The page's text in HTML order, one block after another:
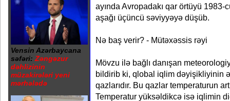
Vensin Azərbaycana
səfəri: Zəngəzur
dəhlizinin
müzakirələri yeni
mərhələdə
ayında Avropadakı qar örtüyü
aşağı üçüncü səviyyəyə düşüb.
Nə baş verir? - Mütəxəssis rəyi
Mövzu ilə bağlı danışan
bildirib ki, qlobal iqlim dəyişikliyinin
qazlarıdır. Bu qazlar temperaturun
Temperatur yüksəldikcə isə iqlimin